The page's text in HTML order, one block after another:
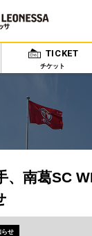
TICKET
チケット
、南葛SC
らせ